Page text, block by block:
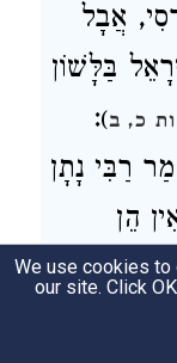
אֲבָל
בַּלָּשׁוֹן
כ, ב)
:
רַבִּי נָתָן
הֵן
פַּרְסִי
וְיֵשׁ
We use cookies
our site. Click